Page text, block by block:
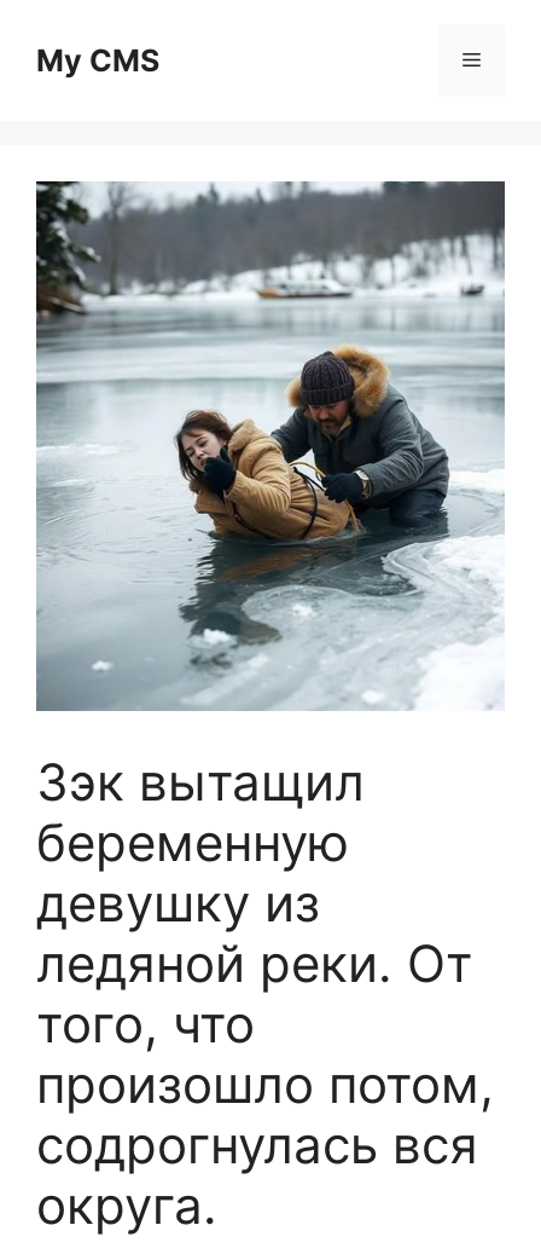
contentMy CMS Menu
Зэк вытащил
беременную
девушку из
ледяной реки. От
того, что
произошло потом,
содрогнулась вся
округа.